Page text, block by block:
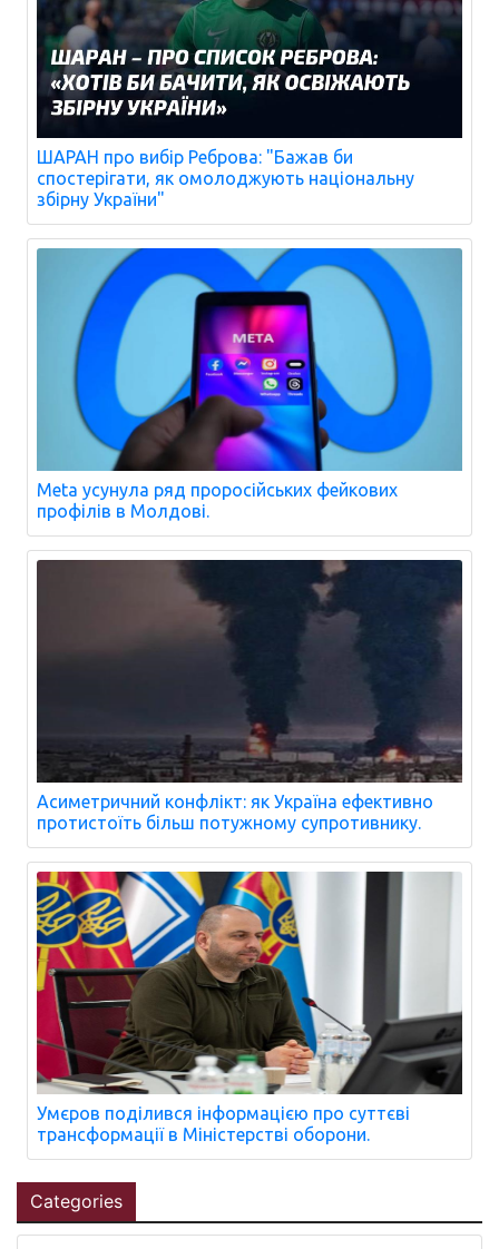
ШАРАН про вибір Реброва: "Бажав би
спостерігати, як омолоджують національну
збірну України"
Meta усунула ряд проросійських фейкових
профілів в Молдові.
Асиметричний конфлікт: як Україна ефективно
протистоїть більш потужному супротивнику.
Умєров поділився інформацією про суттєві
трансформації в Міністерстві оборони.
Categories